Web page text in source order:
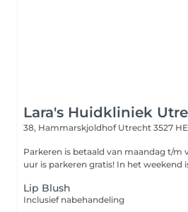
Lara's Huidkliniek
38, Hammarskjoldhof Utrecht 3527 HE
Parkeren is betaald van maandag t/m vrijdag
uur is parkeren gratis! In
Lip Blush
Inclusief nabehandeling